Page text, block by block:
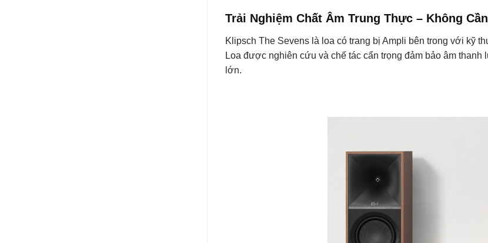
Trải Nghiệm Chất Âm Trung Thực – Không
Klipsch The Sevens là loa có trang bị Ampli bên trong với kỹ
Loa được nghiên cứu và chế tác cẩn trọng đảm bảo âm
lớn.